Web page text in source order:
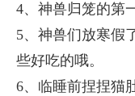
4、神兽归笼的第
5、神兽们放寒假
些好吃的哦。
6、临睡前捏捏